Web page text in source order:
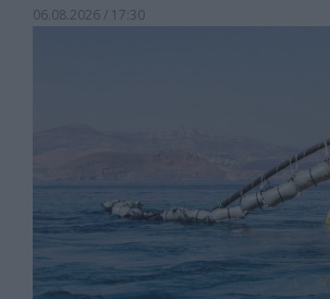
06.08.2026 / 17:30